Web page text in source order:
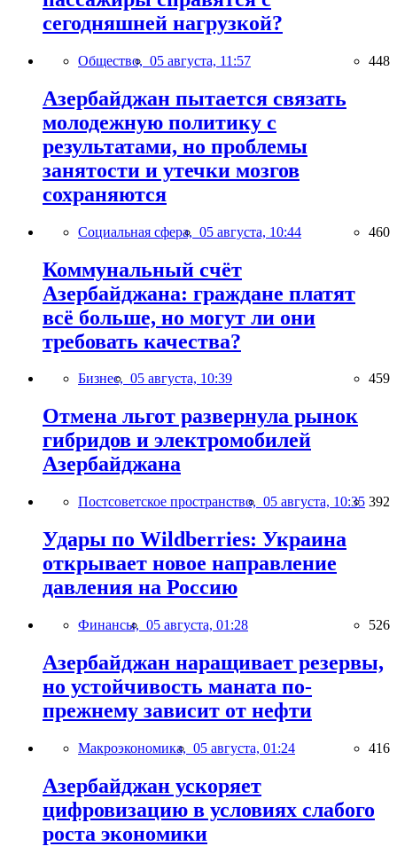
сегодняшней нагрузкой?
Общество, 05 августа, 11:57 448
Азербайджан пытается связать
молодежную политику с
результатами, но проблемы
занятости и утечки мозгов
сохраняются
Социальная сфера, 05 августа, 10:44 460
Коммунальный счёт
Азербайджана: граждане платят
всё больше, но могут ли они
требовать качества?
Бизнес, 05 августа, 10:39 459
Отмена льгот развернула рынок
гибридов и электромобилей
Азербайджана
Постсоветское пространство, 05 августа, 10:35 392
Удары по Wildberries: Украина
открывает новое направление
давления на Россию
Финансы, 05 августа, 01:28 526
Азербайджан наращивает резервы,
но устойчивость маната по-
прежнему зависит от нефти
Макроэкономика, 05 августа, 01:24 416
Азербайджан ускоряет
цифровизацию в условиях слабого
роста экономики